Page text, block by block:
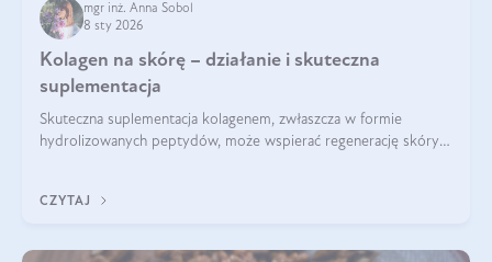
mgr inż. Anna Sobol
8 sty 2026
Kolagen na skórę – działanie i skuteczna
suplementacja
Skuteczna suplementacja kolagenem, zwłaszcza w formie
hydrolizowanych peptydów, może wspierać regenerację skóry i
CZYTAJ